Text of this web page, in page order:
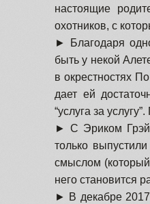
настоящие
охотников, с
► Благодаря
быть у некой
в окрестностях
дает ей
“услуга за
► С Эриком
только
смыслом
него становится
► В декабре 2017